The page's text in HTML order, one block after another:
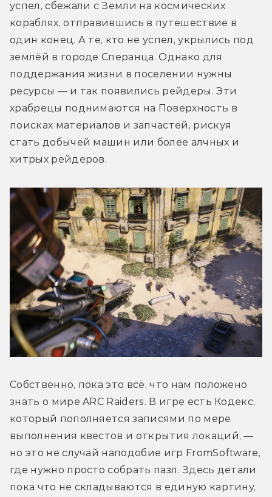
успел, сбежали с Земли на космических
кораблях, отправившись в путешествие в
один конец. А те, кто не успел, укрылись под
землёй в городе Сперанца. Однако для
поддержания жизни в поселении нужны
ресурсы — и так появились рейдеры. Эти
храбрецы поднимаются на Поверхность в
поисках материалов и запчастей, рискуя
стать добычей машин или более алчных и
хитрых рейдеров.
Собственно, пока это всё, что нам положено
знать о мире ARC Raiders. В игре есть Кодекс,
который пополняется записями по мере
выполнения квестов и открытия локаций, —
но это не случай наподобие игр FromSoftware,
где нужно просто собрать пазл. Здесь детали
пока что не складываются в единую картину,